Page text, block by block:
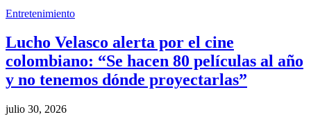
Entretenimiento
Lucho Velasco alerta por el cine
colombiano: “Se hacen 80 películas al año
y no tenemos dónde proyectarlas”
julio 30, 2026